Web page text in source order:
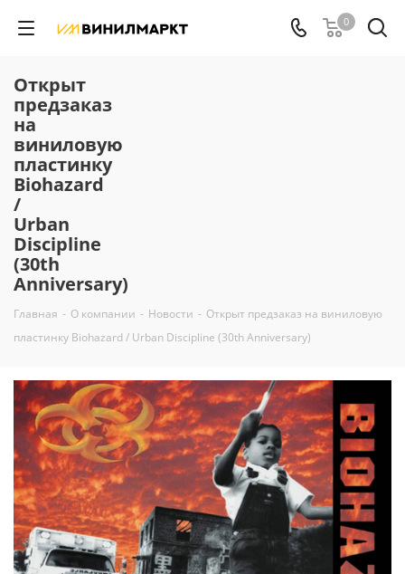
0
Открыт
предзаказ
на
виниловую
пластинку
Biohazard
/
Urban
Discipline
(30th
Anniversary)
Главная - О компании - Новости - Открыт предзаказ на виниловую
пластинку Biohazard / Urban Discipline (30th Anniversary)